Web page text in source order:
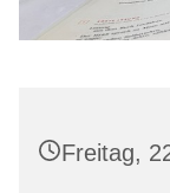
Freitag,